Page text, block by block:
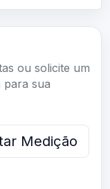
ou solicite um
para sua
Medição